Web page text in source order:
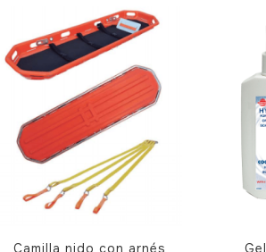
Camilla nido con arnés